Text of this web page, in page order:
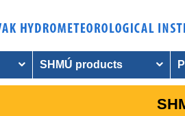
SHMÚ products